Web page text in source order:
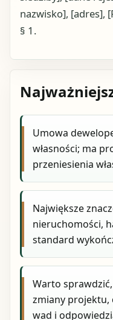
nazwisko], [adres],
§ 1.
Umowa
własności; ma
przeniesienia
Największe
nieruchomości,
standard
Warto
zmiany
wad i